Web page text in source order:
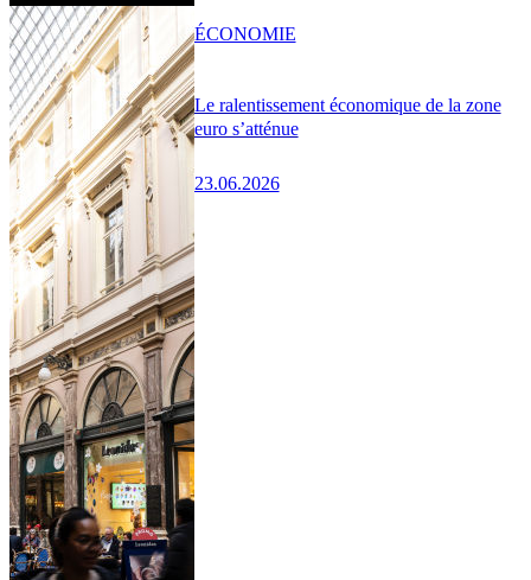
Le ralentissement économique de la zone
euro s’atténue
23.06.2026
ÉCONOMIE